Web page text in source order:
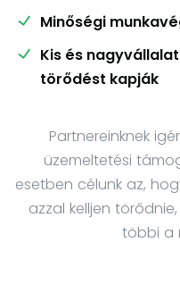
Minőségi
Kis és
törődést kapják
Partnereinknek
üzemeltetési
esetben célunk az,
azzal kelljen
többi a